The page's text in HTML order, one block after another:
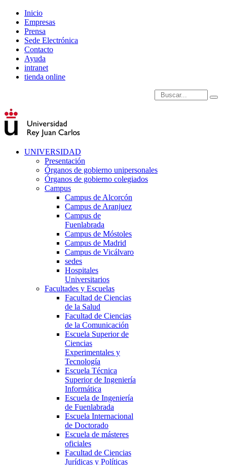
Inicio
Empresas
Prensa
Sede Electrónica
Contacto
Ayuda
intranet
tienda online
Introduce términos de
UNIVERSIDAD
Presentación
Órganos de gobierno unipersonales
Órganos de gobierno colegiados
Campus
Campus de Alcorcón
Campus de Aranjuez
Campus de
Fuenlabrada
Campus de Móstoles
Campus de Madrid
Campus de Vicálvaro
sedes
Hospitales
Universitarios
Facultades y Escuelas
Facultad de Ciencias
de la Salud
Facultad de Ciencias
de la Comunicación
Escuela Superior de
Ciencias
Experimentales y
Tecnología
Escuela Técnica
Superior de Ingeniería
Informática
Escuela de Ingeniería
de Fuenlabrada
Escuela Internacional
de Doctorado
Escuela de másteres
oficiales
Facultad de Ciencias
Jurídicas y Políticas